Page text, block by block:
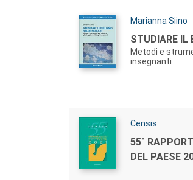
Autori:
Marianna Siino
Titolo:
STUDIARE IL
Metodi e
insegnanti
Autori:
Censis
Titolo:
55°
DEL PAESE